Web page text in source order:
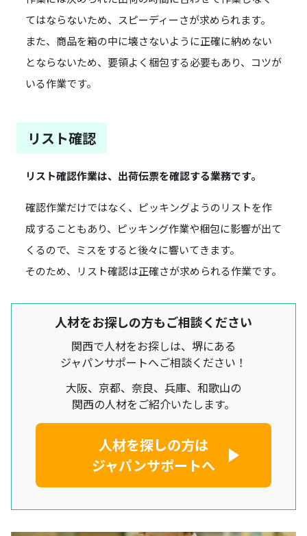
てはならないため、スピーディーさが求められます。
また、商品を箱の中に壊さないように正確に納めない
とならないため、要領よく梱包する必要もあり、コツが
いる作業です。
リスト確認
リスト確認作業は、出荷伝票を確認する業務です。
確認作業だけではなく、ピッキングようのリストを作
成することもあり、ピッキング作業や梱包に影響が出て
くるので、ミスをすると後々に響いてきます。
そのため、リスト確認は正確さが求められる作業です。
人材をお探しの方もご相談ください
関西で人材をお探しは、堺にある
ジャパンサポートへご相談ください！
大阪、京都、奈良、兵庫、和歌山の
関西の人材をご紹介いたします。
人材を探しの方は
ジャパンサポートへ